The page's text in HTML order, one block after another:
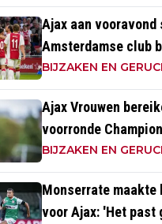
Ajax aan
Amsterdamse club
altijd met zege
BIJZAKEN EN
Ajax Vrouwen
voorronde
zege op Rangers FC
BIJZAKEN EN
Monserrate maakte
voor Ajax: 'Het past